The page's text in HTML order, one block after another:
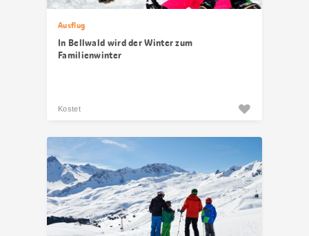
Ausflug
In Bellwald wird der Winter zum
Familienwinter
Kostet